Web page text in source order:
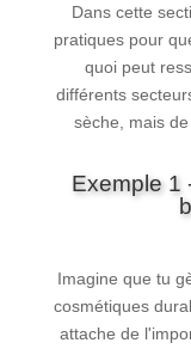
Dans cette
pratiques pour
quoi peut
différents
sèche, mais
Exemple 1
Imagine que tu
cosmétiques
attache de